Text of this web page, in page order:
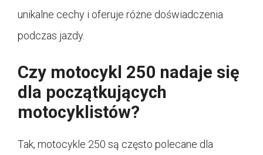
unikalne cechy i oferuje różne doświadczenia
podczas jazdy.
Czy motocykl 250 nadaje się
dla początkujących
motocyklistów?
Tak, motocykle 250 są często polecane dla